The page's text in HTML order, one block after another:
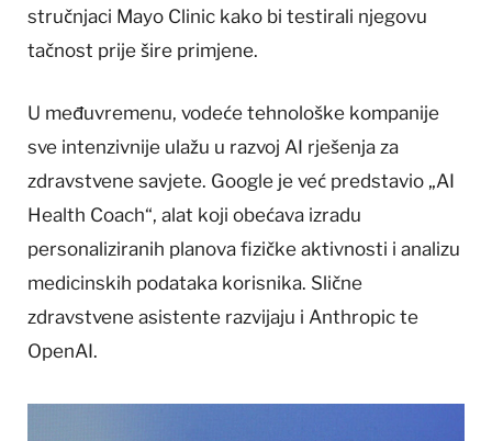
stručnjaci Mayo Clinic kako bi testirali njegovu
tačnost prije šire primjene.
U međuvremenu, vodeće tehnološke kompanije
sve intenzivnije ulažu u razvoj AI rješenja za
zdravstvene savjete. Google je već predstavio „AI
Health Coach“, alat koji obećava izradu
personaliziranih planova fizičke aktivnosti i analizu
medicinskih podataka korisnika. Slične
zdravstvene asistente razvijaju i Anthropic te
OpenAI.